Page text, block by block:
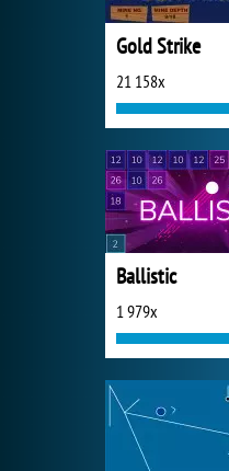
Gold Strike
21 158x
Ballistic
1 979x